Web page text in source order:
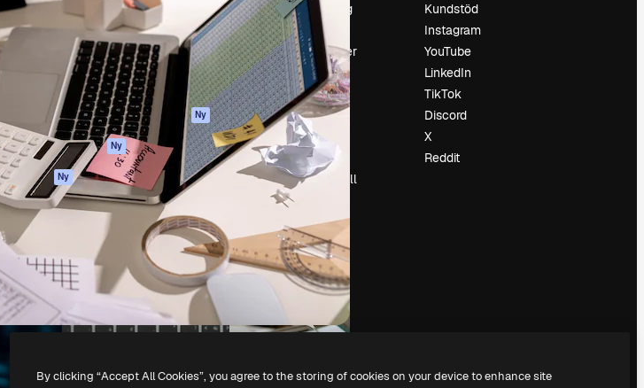
Spaces
AI-assistent
AI-bildgenerator
AI-videogenerator
AI-röstgenerator
Stock-innehåll
MCP för
Claude/ChatGPT
Ny
Agenter Ny
API
Mobilapp
Alla Magnific-
verktyg
Academy
Dokumentation
Support
Användarvillkor
Integritetspolicy
Original Ny
Cookies policy
Förtroendecenter
Affiliates
Företag
Prissättning
Om oss
Recensioner
Karriär
Söktrender
Blogg
Händelser
Slidesgo
Sälj innehåll
Pressrum
Söker efter
magnific.ai
Kundstöd
Instagram
YouTube
LinkedIn
TikTok
Discord
X
Reddit
Alla rättigheter reserverade
By clicking “Accept All Cookies”, you agree to the storing of cookies on your device to enhance site